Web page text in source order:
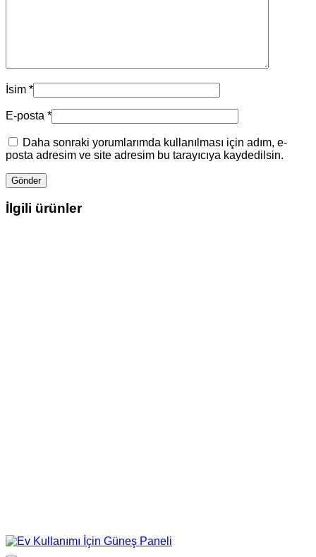
İsim *
E-posta *
Daha sonraki yorumlarımda kullanılması için adım, e-
posta adresim ve site adresim bu tarayıcıya kaydedilsin.
İlgili ürünler